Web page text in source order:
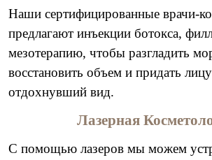
Наши сертифицированные врачи-
предлагают инъекции ботокса,
мезотерапию, чтобы разгладить
восстановить объем и придать
отдохнувший вид.
Лазерная
С помощью лазеров мы можем